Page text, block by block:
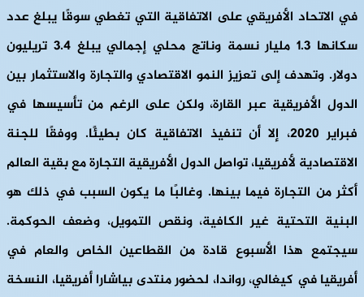
في الاتحاد الأفريقي على الاتفاقية التي تغطي سوقًا يبلغ عدد
سكانها 1.3 مليار نسمة وناتج محلي إجمالي يبلغ 3.4 تريليون
دولار. وتهدف إلى تعزيز النمو الاقتصادي والتجارة والاستثمار بين
الدول الأفريقية عبر القارة، ولكن على الرغم من تأسيسها في
فبراير 2020، إلا أن تنفيذ الاتفاقية كان بطيئًا. ووفقًا للجنة
الاقتصادية لأفريقيا، تواصل الدول الأفريقية التجارة مع بقية العالم
أكثر من التجارة فيما بينها. وغالبًا ما يكون السبب في ذلك هو
البنية التحتية غير الكافية، ونقص التمويل، وضعف الحوكمة.
سيجتمع هذا الأسبوع قادة من القطاعين الخاص والعام في
أفريقيا في كيغالي، رواندا، لحضور منتدى بياشارا أفريقيا، النسخة